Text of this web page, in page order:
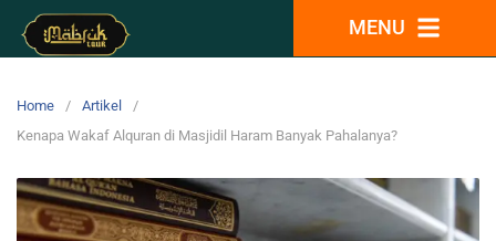
MENU
Home
Artikel
Kenapa Wakaf Alquran di Masjidil Haram Banyak Pahalanya?